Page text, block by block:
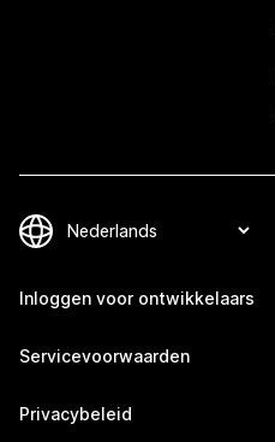
Inloggen voor ontwikkelaars
Servicevoorwaarden
Privacybeleid